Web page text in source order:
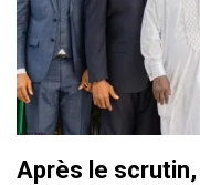
Après le scrutin,